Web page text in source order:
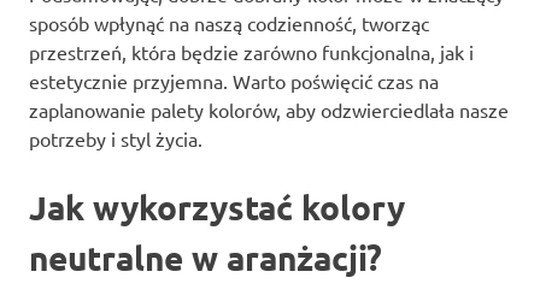
sposób wpłynąć na naszą codzienność, tworząc
przestrzeń, która będzie zarówno funkcjonalna, jak i
estetycznie przyjemna. Warto poświęcić czas na
zaplanowanie palety kolorów, aby odzwierciedlała nasze
potrzeby i styl życia.
Jak wykorzystać kolory
neutralne w aranżacji?